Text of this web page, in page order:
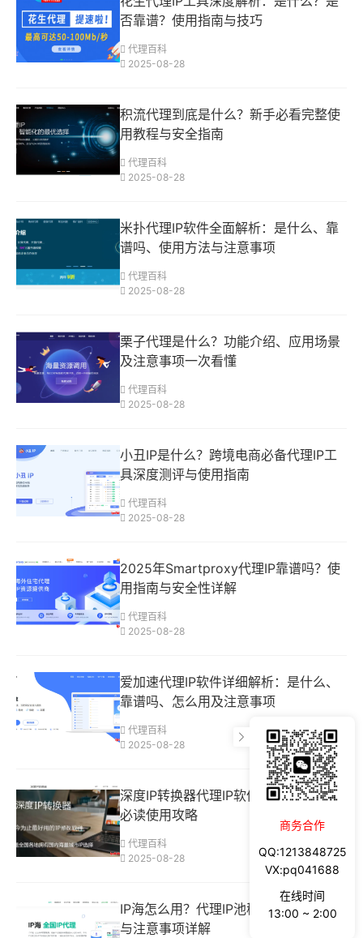
否靠谱？使用指南与技巧
代理百科
2025-08-28
积流代理到底是什么？新手必看完整使
用教程与安全指南
代理百科
2025-08-28
米扑代理IP软件全面解析：是什么、靠
谱吗、使用方法与注意事项
代理百科
2025-08-28
栗子代理是什么？功能介绍、应用场景
及注意事项一次看懂
代理百科
2025-08-28
小丑IP是什么？跨境电商必备代理IP工
具深度测评与使用指南
代理百科
2025-08-28
2025年Smartproxy代理IP靠谱吗？使
用指南与安全性详解
代理百科
2025-08-28
爱加速代理IP软件详细解析：是什么、
靠谱吗、怎么用及注意事项
代理百科
2025-08-28
深度IP转换器代理IP软件好不好？新手
必读使用攻略
代理百科
2025-08-28
IP海怎么用？代理IP池稳定性、安全性
与注意事项详解
商务合作
QQ:1213848725
VX:pq041688
在线时间
13:00 ~ 2:00